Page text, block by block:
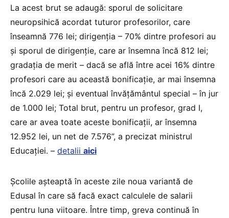
La acest brut se adaugă: sporul de solicitare
neuropsihică acordat tuturor profesorilor, care
înseamnă 776 lei; dirigenția – 70% dintre profesori au
și sporul de dirigenție, care ar însemna încă 812 lei;
gradația de merit – dacă se află între acei 16% dintre
profesori care au această bonificație, ar mai însemna
încă 2.029 lei; și eventual învățământul special – în jur
de 1.000 lei; Total brut, pentru un profesor, grad I,
care ar avea toate aceste bonificații, ar însemna
12.952 lei, un net de 7.576”, a precizat ministrul
Educației. – detalii aici
Școlile așteaptă în aceste zile noua variantă de
Edusal în care să facă exact calculele de salarii
pentru luna viitoare. Între timp, greva continuă în